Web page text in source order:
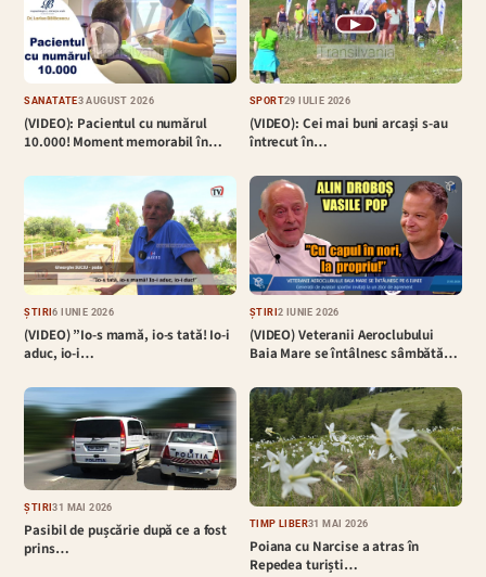
SĂNĂTATE3 AUGUST 2026
(VIDEO): Pacientul cu numărul
10.000! Moment memorabil în…
▶
SPORT29 IULIE 2026
(VIDEO): Cei mai buni arcași s-au
întrecut în…
ȘTIRI6 IUNIE 2026
(VIDEO) ”Io-s mamă, io-s tată! Io-i
aduc, io-i…
ȘTIRI2 IUNIE 2026
(VIDEO) Veteranii Aeroclubului
Baia Mare se întâlnesc sâmbătă…
ȘTIRI31 MAI 2026
Pasibil de pușcărie după ce a fost
prins…
TIMP LIBER31 MAI 2026
Poiana cu Narcise a atras în
Repedea turiști…